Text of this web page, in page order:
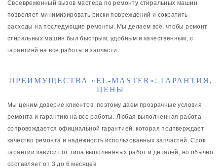
Своевременный вызов мастера по ремонту стиральных машин
позволяет минимизировать риски повреждений и сократить
расходы на последующие ремонты. Мы делаем всё, чтобы ремонт
стиральных машин был быстрым, удобным и качественным, с
гарантией на все работы и запчасти.
ПРЕИМУЩЕСТВА «EL-MASTER»: ГАРАНТИЯ,
ЦЕНЫ
Мы ценим доверие клиентов, поэтому даем прозрачные условия
ремонта и гарантию на все работы. Любая выполненная работа
сопровождается официальной гарантией, которая подтверждает
качество ремонта и надёжность использованных запчастей. Срок
гарантии зависит от типа выполненных работ и деталей, но обычно
составляет от 3 до 6 месяцев.